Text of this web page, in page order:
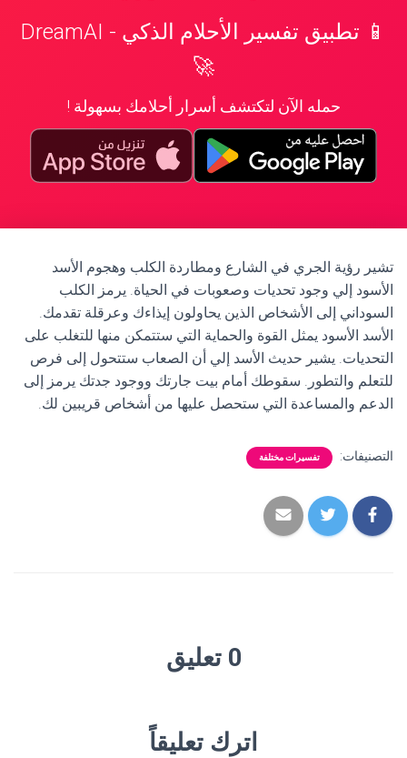
📱 تطبيق تفسير الأحلام الذكي - DreamAI
🚀
حمله الآن لتكتشف أسرار أحلامك بسهولة !
تشير رؤية الجري في الشارع ومطاردة الكلب وهجوم الأسد
الأسود إلي وجود تحديات وصعوبات في الحياة. يرمز الكلب
السوداني إلى الأشخاص الذين يحاولون إيذاءك وعرقلة تقدمك.
الأسد الأسود يمثل القوة والحماية التي ستتمكن منها للتغلب على
التحديات. يشير حديث الأسد إلي أن الصعاب ستتحول إلى فرص
للتعلم والتطور. سقوطك أمام بيت جارتك ووجود جدتك يرمز إلى
الدعم والمساعدة التي ستحصل عليها من أشخاص قريبين لك.
التصنيفات: تفسيرات مختلفة
0 تعليق
اترك تعليقاً